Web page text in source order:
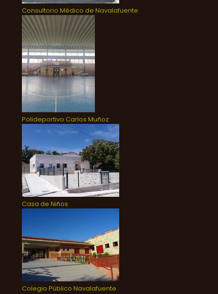
Consultorio Médico de Navalafuente
Polideportivo Carlos Muñoz
Casa de Niños
Colegio Público Navalafuente